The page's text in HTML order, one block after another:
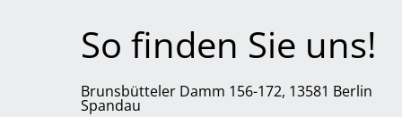
So finden Sie uns!
Brunsbütteler Damm 156-172, 13581 Berlin
Spandau